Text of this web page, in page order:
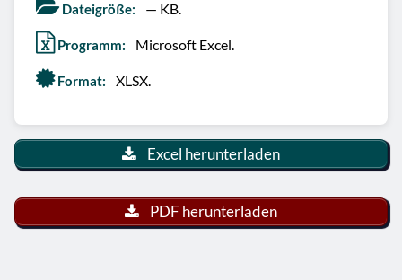
Dateigröße: — KB.
Programm: Microsoft Excel.
Format: XLSX.
Excel herunterladen
PDF herunterladen